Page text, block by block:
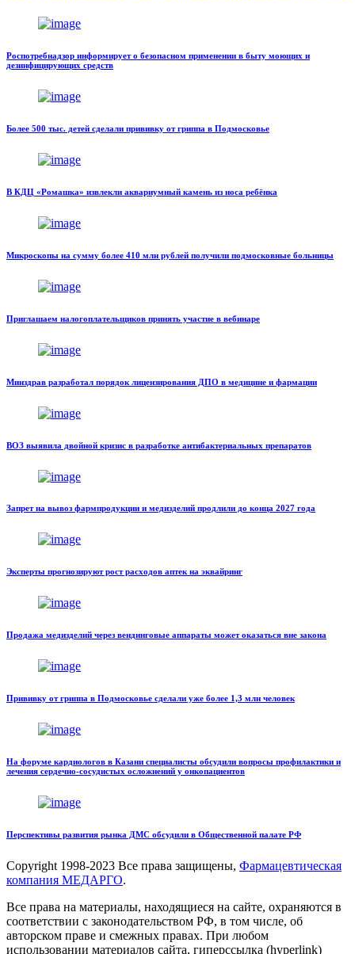
Роспотребнадзор информирует о безопасном применении в быту моющих и
дезинфицирующих средств
Более 500 тыс. детей сделали прививку от гриппа в Подмосковье
В КДЦ «Ромашка» извлекли аквариумный камень из носа ребёнка
Микроскопы на сумму более 410 млн рублей получили подмосковные больницы
Приглашаем налогоплательщиков принять участие в вебинаре
Минздрав разработал порядок лицензирования ДПО в медицине и фармации
ВОЗ выявила двойной кризис в разработке антибактериальных препаратов
Запрет на вывоз фармпродукции и медизделий продлили до конца 2027 года
Эксперты прогнозируют рост расходов аптек на эквайринг
Продажа медизделий через вендинговые аппараты может оказаться вне закона
Прививку от гриппа в Подмосковье сделали уже более 1,3 млн человек
На форуме кардиологов в Казани специалисты обсудили вопросы профилактики и
лечения сердечно-сосудистых осложнений у онкопациентов
Перспективы развития рынка ДМС обсудили в Общественной палате РФ
Copyright 1998-2023 Все права защищены, Фармацевтическая
компания МЕДАРГО.
Все права на материалы, находящиеся на сайте, охраняются в
соответствии с законодательством РФ, в том числе, об
авторском праве и смежных правах. При любом
использовании материалов сайта, гиперссылка (hyperlink)